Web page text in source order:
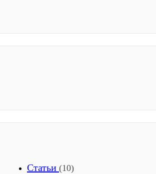
Статьи (10)